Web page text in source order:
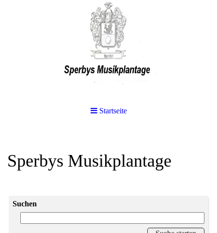
Startseite
Sperbys Musikplantage
Suchen